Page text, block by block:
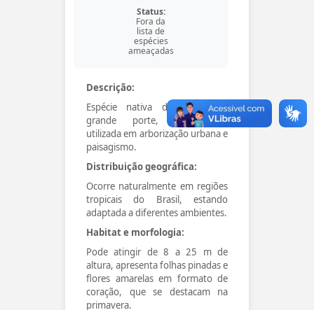
Status:
Fora da
lista de
espécies
ameaçadas
Descrição:
Espécie nativa do Brasil, de
grande porte, amplamente
utilizada em arborização urbana e
paisagismo.
Distribuição geográfica:
Ocorre naturalmente em regiões
tropicais do Brasil, estando
adaptada a diferentes ambientes.
Habitat e morfologia:
Pode atingir de 8 a 25 m de
altura, apresenta folhas pinadas e
flores amarelas em formato de
coração, que se destacam na
primavera.